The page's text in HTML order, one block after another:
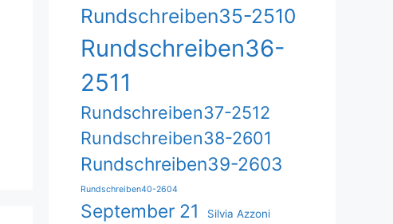
Rundschreiben35-2510
Rundschreiben36-
2511
Rundschreiben37-2512
Rundschreiben38-2601
Rundschreiben39-2603
Rundschreiben40-2604
September 21 Silvia Azzoni